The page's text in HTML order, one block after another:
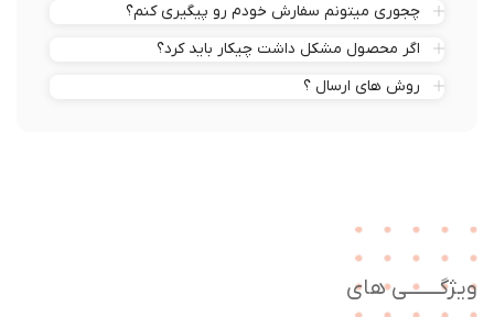
چجوری میتونم سفارش خودم رو پیگیری کنم؟
اگر محصول مشکل داشت چیکار باید کرد؟
روش های ارسال ؟
های